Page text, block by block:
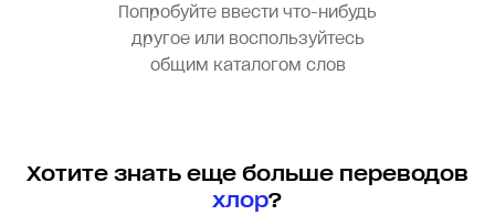
Попробуйте ввести что-нибудь
другое или воспользуйтесь
общим каталогом слов
Хотите знать еще больше переводов
хлор?